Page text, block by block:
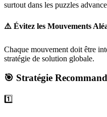
surtout dans les puzzles
⚠️ Évitez les Mouvements
Chaque mouvement doit être
stratégie de solution globale.
🎯 Stratégie
1️⃣